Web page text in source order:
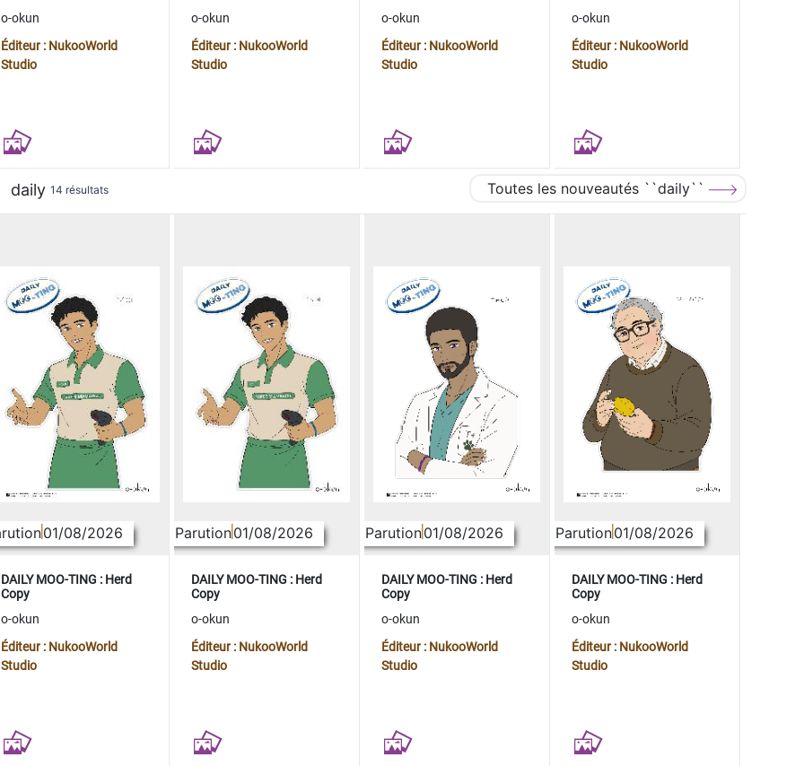
o-okun
Éditeur : NukooWorld
Studio
o-okun
Éditeur : NukooWorld
Studio
o-okun
Éditeur : NukooWorld
Studio
o-okun
Éditeur : NukooWorld
Studio
daily 14 résultats Toutes les nouveautés ``daily``
01/08/2026
DAILY MOO-TING : Herd
Copy
o-okun
Éditeur : NukooWorld
Studio
Parution01/08/2026
DAILY MOO-TING : Herd
Copy
o-okun
Éditeur : NukooWorld
Studio
Parution01/08/2026
DAILY MOO-TING : Herd
Copy
o-okun
Éditeur : NukooWorld
Studio
Parution01/08/2026
DAILY MOO-TING : Herd
Copy
o-okun
Éditeur : NukooWorld
Studio